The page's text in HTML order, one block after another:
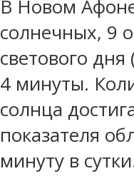
В Новом
солнечных, 9
светового дня
4 минуты.
солнца
показателя
минуту в